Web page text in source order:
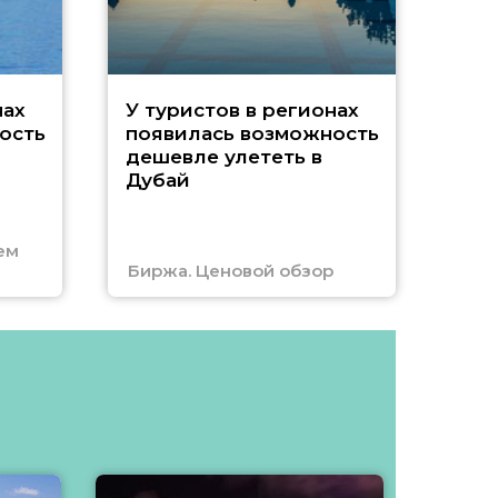
У туристов в регионах
появилась возможность
дешевле улететь в
Дубай
Биржа. Ценовой обзор